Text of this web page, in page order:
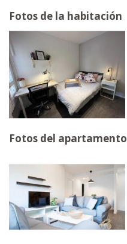
Fotos de la habitación
Fotos del apartamento